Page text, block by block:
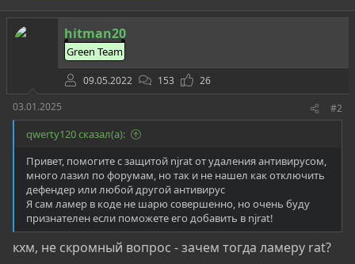
hitman20
Green Team
09.05.2022 153
26
03.01.2025
#2
qwerty120 сказал(а):
Привет, помогите с защитой njrat от удаления антивирусом,
много лазил по форумам, но так и не нашел как отключить
дефендер или любой другой антивирус
Я сам ламер в коде не шарю совершенно, но очень буду
признателен если поможете его добавить в njrat!
кхм, не скромный вопрос - зачем тогда ламеру rat?